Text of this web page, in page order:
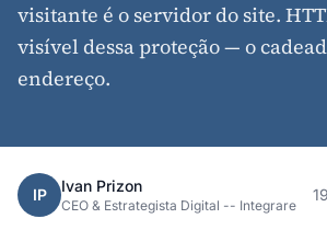
visitante é o servidor do site.
visível dessa proteção — o
endereço.
IP Ivan Prizon
CEO & Estrategista Digital -- Integrare